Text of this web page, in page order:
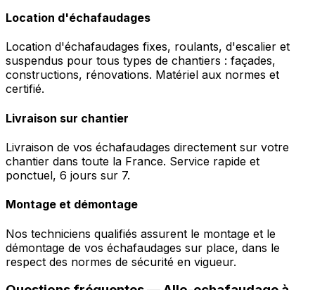
Location d'échafaudages
Location d'échafaudages fixes, roulants, d'escalier et
suspendus pour tous types de chantiers : façades,
constructions, rénovations. Matériel aux normes et
certifié.
Livraison sur chantier
Livraison de vos échafaudages directement sur votre
chantier dans toute la France. Service rapide et
ponctuel, 6 jours sur 7.
Montage et démontage
Nos techniciens qualifiés assurent le montage et le
démontage de vos échafaudages sur place, dans le
respect des normes de sécurité en vigueur.